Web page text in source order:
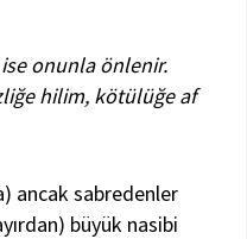
onunla önlenir.
hilim, kötülüğe af
ancak sabredenler
büyük nasibi